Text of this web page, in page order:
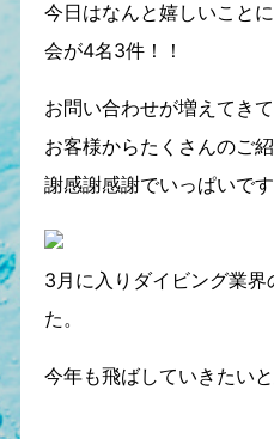
今日はなんと嬉しいこと
会が4名3件！！
お問い合わせが増えてき
お客様からたくさんのご
謝感謝感謝でいっぱいです
3月に入りダイビング業界
た。
今年も飛ばしていきたい